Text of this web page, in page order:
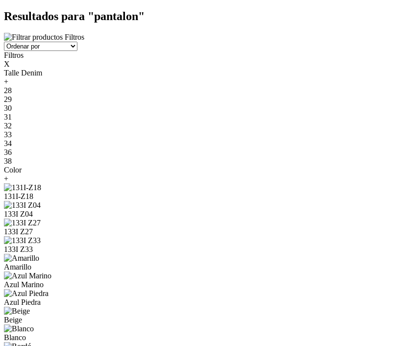
Resultados para "pantalon"
Filtros
Filtros
X
Talle Denim
+
28
29
30
31
32
33
34
36
38
Color
+
131I-Z18
133I Z04
133I Z27
133I Z33
Amarillo
Azul Marino
Azul Piedra
Beige
Blanco